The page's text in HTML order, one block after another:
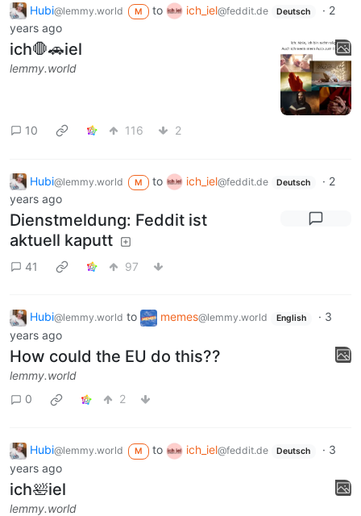
Hubi@lemmy.world M to ich_iel@feddit.de Deutsch · 2
years ago
ich🛑🚗iel
lemmy.world
10 116 2
Hubi@lemmy.world M to ich_iel@feddit.de Deutsch · 2
years ago
Dienstmeldung: Feddit ist
aktuell kaputt
41 97
Hubi@lemmy.world to memes@lemmy.world English · 3
years ago
How could the EU do this??
lemmy.world
0
2
Hubi@lemmy.world M to ich_iel@feddit.de Deutsch · 3
years ago
ich🛀iel
lemmy.world